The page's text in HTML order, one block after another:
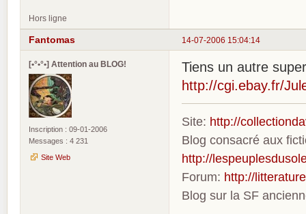
Hors ligne
14-07-2006 15:04:14
Fantomas
[•°•°•] Attention au BLOG!
Inscription : 09-01-2006
Messages : 4 231
Site Web
Tiens un autre
http://cgi.ebay.fr/
Site: http://
Blog consacré aux
http://
Forum: http://
Blog sur la SF